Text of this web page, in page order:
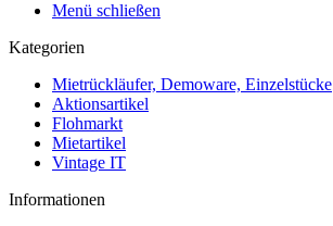
Menü schließen
Kategorien
Mietrückläufer, Demoware, Einzelstücke
Aktionsartikel
Flohmarkt
Mietartikel
Vintage IT
Informationen